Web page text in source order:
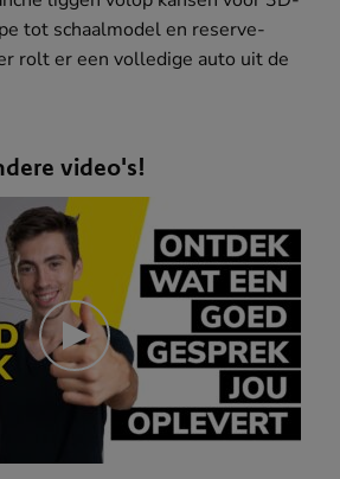
tot schaalmodel en reserve-
rolt er een volledige auto uit de
video's!